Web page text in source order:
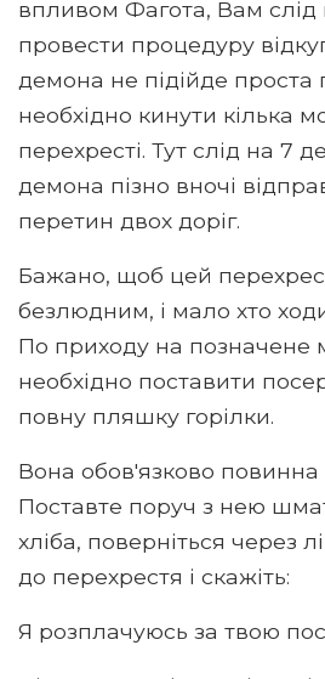
впливом Фагота, Вам слід
провести процедуру
демона не підійде проста
необхідно кинути кілька
перехресті. Тут слід на 7
демона пізно вночі
перетин двох доріг.
Бажано, щоб цей
безлюдним, і мало хто
По приходу на позначене
необхідно поставити
повну пляшку горілки.
Вона обов'язково повинна
Поставте поруч з нею
хліба, поверніться через
до перехрестя і скажіть:
Я розплачуюсь за твою